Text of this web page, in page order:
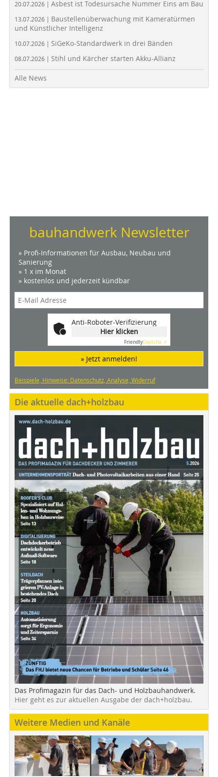
20.07.2026 | Asbest ist Todesursache Nummer Eins am Bau
13.07.2026 | Baustellenüberwachung mit Kameratürmen
und Künstlicher Intelligenz
10.07.2026 | SiGeKo-Standardwerk in drei Bänden
08.07.2026 | Stihl und Kärcher starten Akku-Allianz
Alle News
bauhandwerk Newsletter
» Profi-Informationen für Ausbau, Neubau und
Sanierung
» 1 x im Monat
» kostenlos und jederzeit kündbar
Anti-Roboter-Verifizierung
Hier klicken
FriendlyCaptcha ⇗
» Jetzt anmelden!
Beispiele, Hinweise: Datenschutz, Analyse, Widerruf
Die aktuelle dach+holzbau
Das Profimagazin für das Dach- und Holzbauhandwerk.
Hier geht es zur aktuellen Ausgabe der dach+holzbau.
Weitere Medien und Kanäle